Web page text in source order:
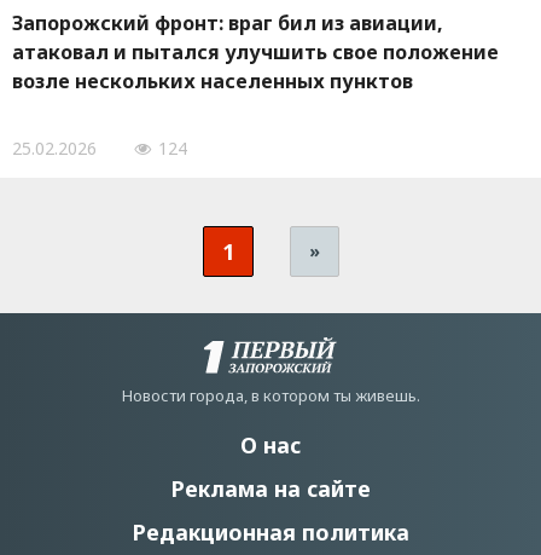
Запорожский фронт: враг бил из авиации,
атаковал и пытался улучшить свое положение
возле нескольких населенных пунктов
25.02.2026 124
1 »
Новости города, в котором ты живешь.
О нас
Реклама на сайте
Редакционная политика